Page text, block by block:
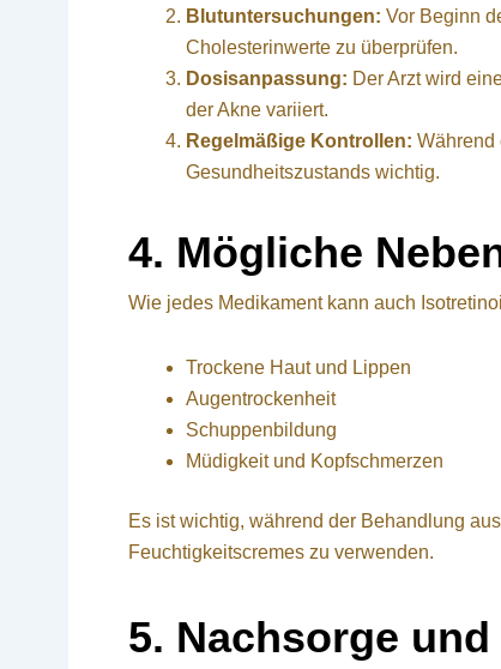
Blutuntersuchungen: Vor Beginn
Cholesterinwerte zu überprüfen.
Dosisanpassung: Der Arzt wird
der Akne variiert.
Regelmäßige Kontrollen: Während
Gesundheitszustands wichtig.
4. Mögliche
Wie jedes Medikament kann auch
Trockene Haut und Lippen
Augentrockenheit
Schuppenbildung
Müdigkeit und Kopfschmerzen
Es ist wichtig, während der Behandlung
Feuchtigkeitscremes zu verwenden.
5. Nachsorge